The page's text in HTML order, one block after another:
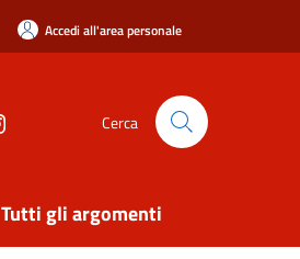
Accedi all'area personale
Cerca
Tutti gli argomenti